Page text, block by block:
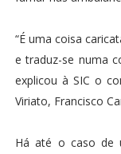
“É uma coisa
e traduz-se numa
explicou à SIC o
Viriato, Francisco
Há até o caso de